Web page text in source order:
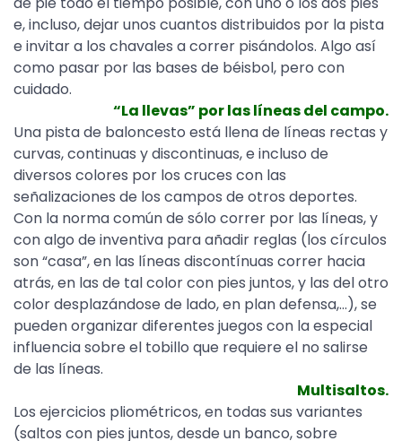
e, incluso, dejar unos cuantos distribuidos por la pista
e invitar a los chavales a correr pisándolos. Algo así
como pasar por las bases de béisbol, pero con
cuidado.
“La llevas” por las líneas del campo.
Una pista de baloncesto está llena de líneas rectas y
curvas, continuas y discontinuas, e incluso de
diversos colores por los cruces con las
señalizaciones de los campos de otros deportes.
Con la norma común de sólo correr por las líneas, y
con algo de inventiva para añadir reglas (los círculos
son “casa”, en las líneas discontínuas correr hacia
atrás, en las de tal color con pies juntos, y las del otro
color desplazándose de lado, en plan defensa,…), se
pueden organizar diferentes juegos con la especial
influencia sobre el tobillo que requiere el no salirse
de las líneas.
Multisaltos.
Los ejercicios pliométricos, en todas sus variantes
(saltos con pies juntos, desde un banco, sobre